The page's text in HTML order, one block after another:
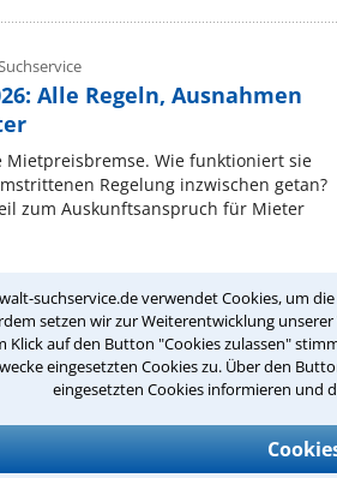
suchservice.de verwendet Cookies, um
setzen wir zur Weiterentwicklung
Klick auf den Button "Cookies zulassen"
eingesetzten Cookies zu. Über den
eingesetzten Cookies informieren und
Alle Regeln, Ausnahmen
Mietpreisbremse. Wie funktioniert sie
Regelung inzwischen getan?
zum Auskunftsanspruch für Mieter
Teste